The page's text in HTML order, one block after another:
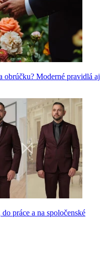
obrúčku? Moderné pravidlá aj
práce a na spoločenské